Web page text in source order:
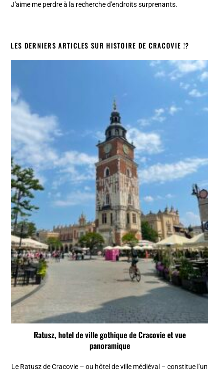
J'aime me perdre à la recherche d'endroits surprenants.
LES DERNIERS ARTICLES SUR HISTOIRE DE CRACOVIE !?
Ratusz, hotel de ville gothique de Cracovie et vue
panoramique
Le Ratusz de Cracovie – ou hôtel de ville médiéval – constitue l’un